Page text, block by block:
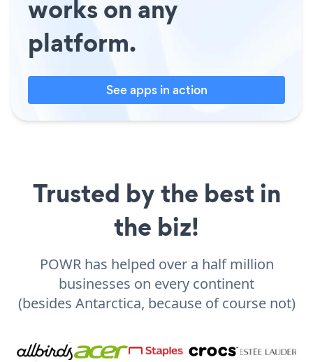
works on any
platform.
See apps in action
Trusted by the best in
the biz!
POWR has helped over a half million
businesses on every continent
(besides Antarctica, because of course not)